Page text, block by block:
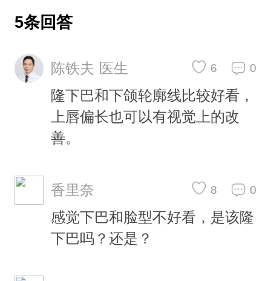
5条回答
陈铁夫 医生 0
6
隆下巴和下颌轮廓线比较好看，
上唇偏长也可以有视觉上的改
善。
香里奈 0
8
感觉下巴和脸型不好看，是该隆
下巴吗？还是？